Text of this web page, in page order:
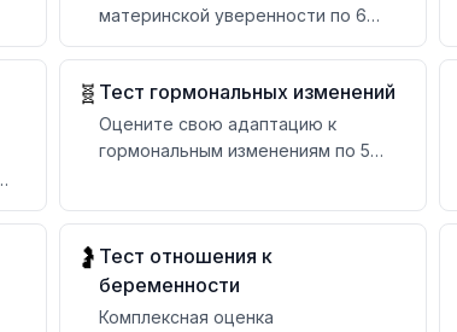
материнской уверенности по 6
ключевым категориям с
🧬 Тест гормональных изменений
Оцените свою адаптацию к
гормональным изменениям по 5
🤰 Тест отношения к
беременности
Комплексная оценка